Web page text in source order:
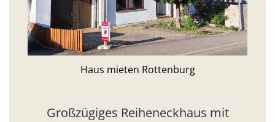
Haus mieten Rottenburg
Großzügiges Reiheneckhaus mit